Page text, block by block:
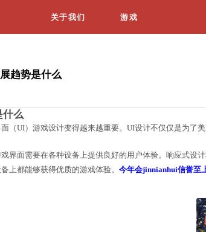
戏设计发展趋势是什么
官方
展趋势是什么
展，用户界面（UI）游戏设计变得越
场的繁荣，游戏界面需要在各种设备上